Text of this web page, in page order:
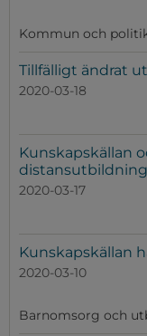
Kommun och
Tillfälligt ändrat
2020-03-18
Kunskapskällan
distansutbildning
2020-03-17
Kunskapskällan
2020-03-10
Barnomsorg och